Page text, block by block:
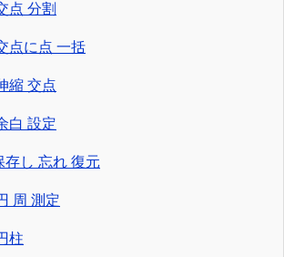
点 分割
点に点 一括
縮 交点
白 設定
存し 忘れ 復元
周 測定
柱